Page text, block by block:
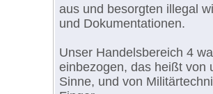
aus und besorgten illegal
und Dokumentationen.
Unser Handelsbereich 4
einbezogen, das heißt von
Sinne, und von